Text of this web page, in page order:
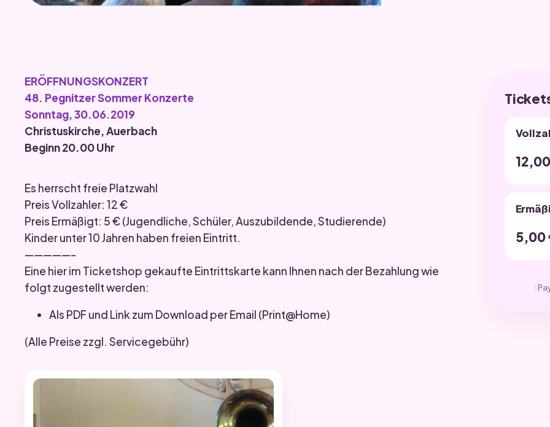
ERÖFFNUNGSKONZERT
48. Pegnitzer Sommer Konzerte
Sonntag, 30.06.2019
Christuskirche, Auerbach
Beginn 20.00 Uhr
Es herrscht freie Platzwahl
Preis Vollzahler: 12 €
Preis Ermäßigt: 5 € (Jugendliche, Schüler, Auszubildende, Studierende)
Kinder unter 10 Jahren haben freien Eintritt.
—————-
Eine hier im Ticketshop gekaufte Eintrittskarte kann Ihnen nach der Bezahlung wie
folgt zugestellt werden:
Als PDF und Link zum Download per Email (Print@Home)
(Alle Preise zzgl. Servicegebühr)
12,00
5,00
: